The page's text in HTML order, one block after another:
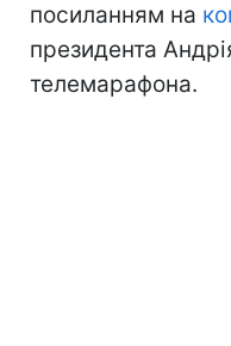
посиланням на
президента
телемарафона.